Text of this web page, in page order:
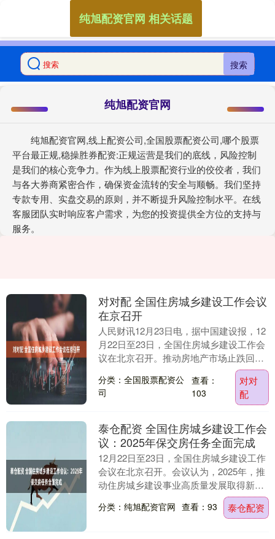
搜索
纯旭配资官网
纯旭配资官网,线上配资公司,全国股票配资公司,哪个股票
平台最正规,稳操胜券配资:正规运营是我们的底线，风险控制
是我们的核心竞争力。作为线上股票配资行业的佼佼者，我们
与各大券商紧密合作，确保资金流转的安全与顺畅。我们坚持
专款专用、实盘交易的原则，并不断提升风险控制水平。在线
客服团队实时响应客户需求，为您的投资提供全方位的支持与
服务。
纯旭配资官网 相关话题
对对配 全国住房城乡建设工作会议
在京召开
人民财讯12月23日电，据中国建设报，12
月22日至23日，全国住房城乡建设工作会
议在北京召开。推动房地产市场止跌回
稳，打赢保交房攻坚战，继续落实好政
策“组合拳....
分类：全国股票配资公
司
查看：
103
对对
配
泰仓配资 全国住房城乡建设工作会
议：2025年保交房任务全面完成
12月22日至23日，全国住房城乡建设工作
会议在北京召开。会议认为，2025年，推
动住房城乡建设事业高质量发展取得新成
效，保交房任务全面完成。推动房地产市
场止跌....
分类：纯旭配资官网 查看：93 泰仓配资